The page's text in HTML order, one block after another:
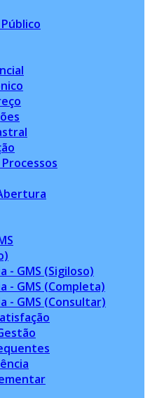
- GMS (Sigiloso)
- GMS (Completa)
- GMS (Consultar)